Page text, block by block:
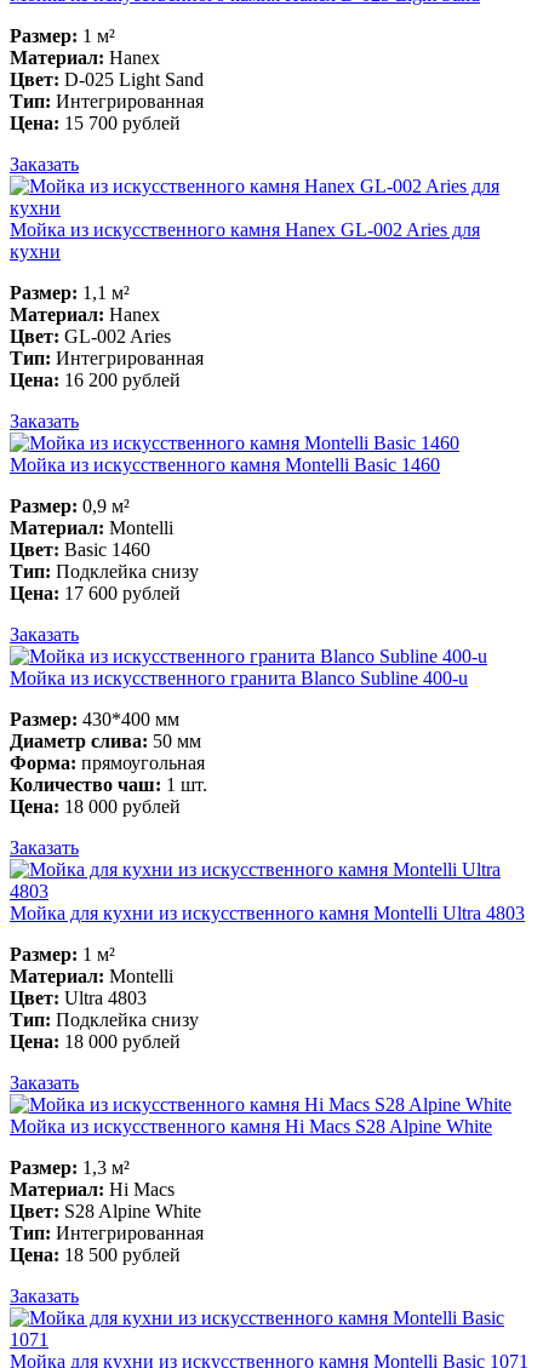
Размер: 1 м²
Материал: Hanex
Цвет: D-025 Light Sand
Тип: Интегрированная
Цена: 15 700 рублей
Заказать
Мойка из искусственного камня Hanex GL-002 Aries для
кухни
Размер: 1,1 м²
Материал: Hanex
Цвет: GL-002 Aries
Тип: Интегрированная
Цена: 16 200 рублей
Заказать
Мойка из искусственного камня Montelli Basic 1460
Размер: 0,9 м²
Материал: Montelli
Цвет: Basic 1460
Тип: Подклейка снизу
Цена: 17 600 рублей
Заказать
Мойка из искусственного гранита Blanco Subline 400-u
Размер: 430*400 мм
Диаметр слива: 50 мм
Форма: прямоугольная
Количество чаш: 1 шт.
Цена: 18 000 рублей
Заказать
Мойка для кухни из искусственного камня Montelli Ultra 4803
Размер: 1 м²
Материал: Montelli
Цвет: Ultra 4803
Тип: Подклейка снизу
Цена: 18 000 рублей
Заказать
Мойка из искусственного камня Hi Macs S28 Alpine White
Размер: 1,3 м²
Материал: Hi Macs
Цвет: S28 Alpine White
Тип: Интегрированная
Цена: 18 500 рублей
Заказать
Мойка для кухни из искусственного камня Montelli Basic 1071